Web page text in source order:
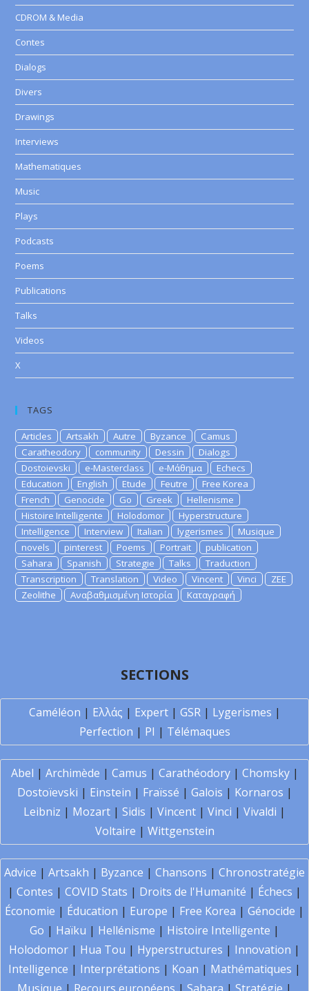
CDROM & Media
Contes
Dialogs
Divers
Drawings
Interviews
Mathematiques
Music
Plays
Podcasts
Poems
Publications
Talks
Videos
X
TAGS
Articles Artsakh Autre Byzance
Camus
Caratheodory
community Dessin
Dialogs
Dostoievski
e-Masterclass e-Μάθημα
Echecs
Education
English Etude Feutre
Free Korea
French
Genocide Go Greek
Hellenisme
Histoire Intelligente
Holodomor
Hyperstructure
Intelligence
Interview Italian lygerismes
Musique
novels
pinterest Poems Portrait
publication
Sahara
Spanish Strategie Talks
Traduction
Transcription
Translation Video Vincent Vinci
ZEE
Zeolithe
Αναβαθμισμένη Ιστορία Καταγραφή
SECTIONS
Caméléon | Ελλάς | Expert| GSR| Lygerismes |
Perfection | PI | Télémaques
Abel | Archimède | Camus | Carathéodory| Chomsky|
Dostoïevski | Einstein | Fraïssé | Galois | Kornaros |
Leibniz | Mozart | Sidis | Vincent | Vinci | Vivaldi |
Voltaire | Wittgenstein
Advice | Artsakh | Byzance | Chansons | Chronostratégie
| Contes | COVID Stats | Droits de l'Humanité | Échecs |
Économie | Éducation | Europe | Free Korea | Génocide |
Go | Haïku | Hellénisme | Histoire Intelligente |
Holodomor | Hua Tou | Hyperstructures | Innovation |
Intelligence | Interprétations | Koan | Mathématiques |